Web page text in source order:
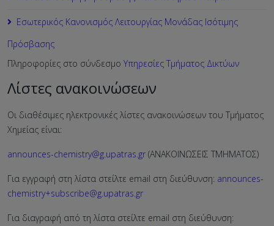
Εσωτερικός Κανονισμός Λειτουργίας Μονάδας Ισότιμης
Πρόσβασης
Πληροφορίες στο σύνδεσμο Υπηρεσίες Τμήματος Δικτύων
Λίστες ανακοινώσεων
Οι διαθέσιμες ηλεκτρονικές λίστες ανακοινώσεων του Τμήματος
Χημείας είναι:
announces-chemistry@g.upatras.gr (ΑΝΑΚΟΙΝΩΣΕΙΣ ΤΜΗΜΑΤΟΣ)
Για εγγραφή στη λίστα στείλτε email στη διεύθυνση: announces-
chemistry+subscribe@g.upatras.gr
Για διαγραφή από τη λίστα στείλτε email στη διεύθυνση: